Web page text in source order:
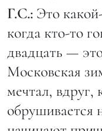
Г.С.: Это
когда кто-то
двадцать —
Московская
мечтал, вдруг,
обрушивается